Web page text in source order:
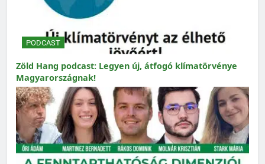
PODCAST
Zöld Hang podcast: Legyen új, átfogó klímatörvénye
Magyarországnak!